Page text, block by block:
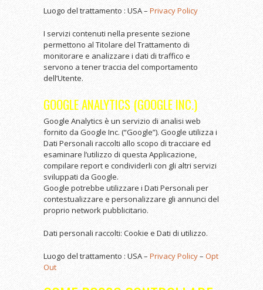
Luogo del trattamento : USA – Privacy Policy
I servizi contenuti nella presente sezione
permettono al Titolare del Trattamento di
monitorare e analizzare i dati di traffico e
servono a tener traccia del comportamento
dell’Utente.
GOOGLE ANALYTICS (GOOGLE INC.)
Google Analytics è un servizio di analisi web
fornito da Google Inc. (“Google”). Google utilizza i
Dati Personali raccolti allo scopo di tracciare ed
esaminare l’utilizzo di questa Applicazione,
compilare report e condividerli con gli altri servizi
sviluppati da Google.
Google potrebbe utilizzare i Dati Personali per
contestualizzare e personalizzare gli annunci del
proprio network pubblicitario.
Dati personali raccolti: Cookie e Dati di utilizzo.
Luogo del trattamento : USA – Privacy Policy– Opt
Out